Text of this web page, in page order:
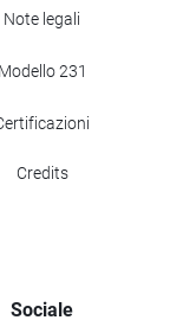
Note legali
Modello 231
Credits
Sociale